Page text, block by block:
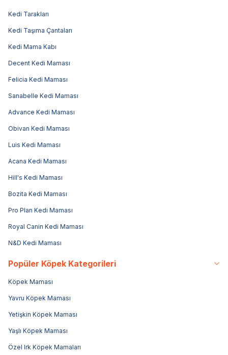
Kedi Tarakları
Kedi Taşıma Çantaları
Kedi Mama Kabı
Decent Kedi Maması
Felicia Kedi Maması
Sanabelle Kedi Maması
Advance Kedi Maması
Obivan Kedi Maması
Luis Kedi Maması
Acana Kedi Maması
Hill's Kedi Maması
Bozita Kedi Maması
Pro Plan Kedi Maması
Royal Canin Kedi Maması
N&D Kedi Maması
Popüler Köpek Kategorileri
Köpek Maması
Yavru Köpek Maması
Yetişkin Köpek Maması
Yaşlı Köpek Maması
Özel Irk Köpek Mamaları